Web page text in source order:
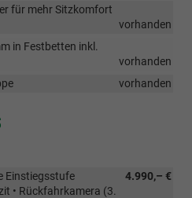
für mehr Sitzkomfort
vorhanden
in Festbetten inkl.
vorhanden
vorhanden
4.990,– €
Einstiegsstufe
• Rückfahrkamera (3.